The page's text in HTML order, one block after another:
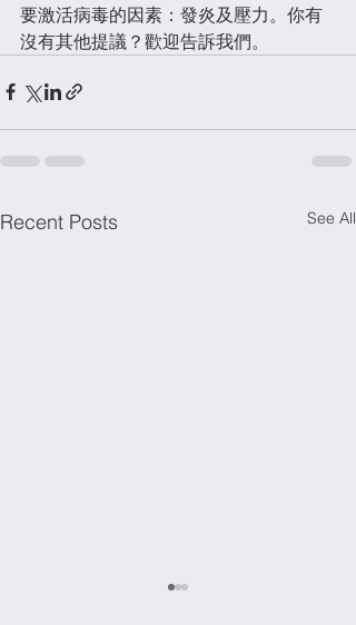
要激活病毒的因素：發炎及壓力。你有
沒有其他提議？歡迎告訴我們。
Recent Posts See All